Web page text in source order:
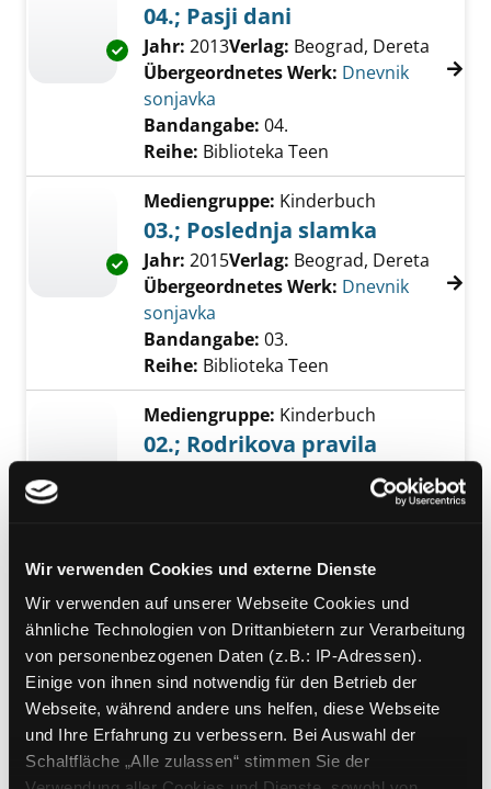
Wir verwenden Cookies und externe Dienste
Wir verwenden auf unserer Webseite Cookies und
ähnliche Technologien von Drittanbietern zur Verarbeitung
von personenbezogenen Daten (z.B.: IP-Adressen).
Einige von ihnen sind notwendig für den Betrieb der
Webseite, während andere uns helfen, diese Webseite
und Ihre Erfahrung zu verbessern. Bei Auswahl der
Schaltfläche „Alle zulassen“ stimmen Sie der
Exemplar-Details von 04.; Pasji dani anzeigen
04.; Pasji dani
Suche nach diesem Verfasser
Jahr: 2013Verlag: Beograd, Dereta
Übergeordnetes Werk: Dnevnik
sonjavka
Bandangabe: 04.
Reihe: Biblioteka Teen
Exemplar-Details von 03.; Poslednja slamka
Mediengruppe: Kinderbuch
03.; Poslednja slamka
Suche nach diesem Verfasser
Jahr: 2015Verlag: Beograd, Dereta
Übergeordnetes Werk: Dnevnik
sonjavka
Bandangabe: 03.
Reihe: Biblioteka Teen
Exemplar-Details von 02.; Rodrikova pravila
Mediengruppe: Kinderbuch
02.; Rodrikova pravila
Suche nach diesem Verfasser
Beograd, Dereta
Bandangabe:02.
Reihe:Biblioteka Teen
Exemplar-Details von 01.; Beleske Grega
Mediengruppe:Kinderbuch
01.; Beleske Grega Heflija.
Prevod s engleskog Sandra
Milicevic
Suche nach diesem Verfasser
Jahr:2021 Verlag: Beograd, Dereta